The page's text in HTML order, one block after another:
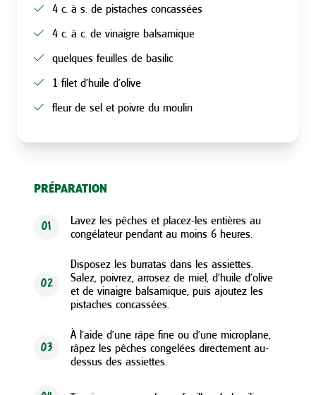
4 c. à s. de pistaches concassées
4 c. à c. de vinaigre balsamique
quelques feuilles de basilic
1 filet d'huile d'olive
fleur de sel et poivre du moulin
PRÉPARATION
01
Lavez les pêches et placez-les entières au
congélateur pendant au moins 6 heures.
02
Disposez les burratas dans les assiettes.
Salez, poivrez, arrosez de miel, d'huile d'olive
et de vinaigre balsamique, puis ajoutez les
pistaches concassées.
03
À l'aide d'une râpe fine ou d'une microplane,
râpez les pêches congelées directement au-
dessus des assiettes.